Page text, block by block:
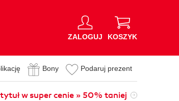
ZALOGUJ KOSZYK
Bony Podaruj prezent
w super cenie » 50% taniej